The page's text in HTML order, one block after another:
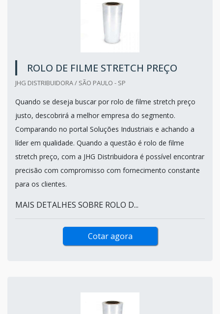
ROLO DE FILME STRETCH PREÇO
JHG DISTRIBUIDORA / SÃO PAULO - SP
Quando se deseja buscar por rolo de filme stretch preço
justo, descobrirá a melhor empresa do segmento.
Comparando no portal Soluções Industriais e achando a
líder em qualidade. Quando a questão é rolo de filme
stretch preço, com a JHG Distribuidora é possível encontrar
precisão com compromisso com fornecimento constante
para os clientes.
MAIS DETALHES SOBRE ROLO D...
Cotar agora